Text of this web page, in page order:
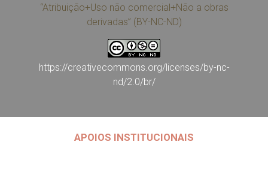
“Atribuição+Uso não comercial+Não a obras
derivadas” (BY-NC-ND)
https://creativecommons.org/licenses/by-nc-
nd/2.0/br/
APOIOS INSTITUCIONAIS